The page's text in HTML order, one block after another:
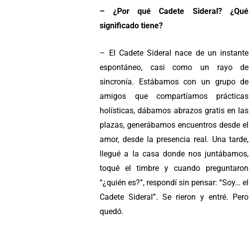
– ¿Por qué Cadete Sideral? ¿Qué
significado tiene?
– El Cadete Sideral nace de un instante
espontáneo, casi como un rayo de
sincronía. Estábamos con un grupo de
amigos que compartíamos prácticas
holísticas, dábamos abrazos gratis en las
plazas, generábamos encuentros desde el
amor, desde la presencia real. Una tarde,
llegué a la casa donde nos juntábamos,
toqué el timbre y cuando preguntaron
“¿quién es?”, respondí sin pensar: “Soy… el
Cadete Sideral”. Se rieron y entré. Pero
quedó.